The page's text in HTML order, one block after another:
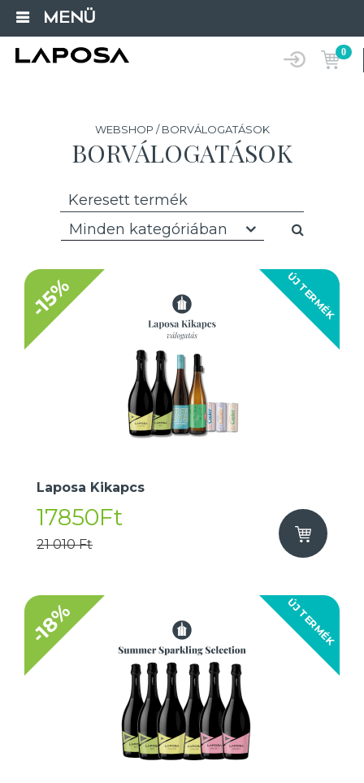
MENÜ
0
WEBSHOP / BORVÁLOGATÁSOK
BORVÁLOGATÁSOK
Minden kategóriában
ÚJ TERMÉK
-15%
Laposa Kikapcs
17850Ft
21 010 Ft
ÚJ TERMÉK
-18%